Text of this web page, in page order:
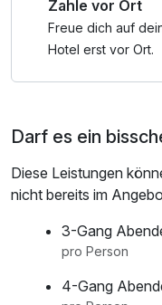
Zahle vor Ort
Freue dich auf
Hotel erst vor Ort.
Darf es ein
Diese Leistungen
nicht bereits im
3-Gang
pro Person
4-Gang